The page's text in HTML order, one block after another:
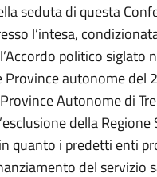
seduta di questa
l’intesa,
politico siglato
autonome del
Autonome di
della
quanto i predetti enti
del servizio